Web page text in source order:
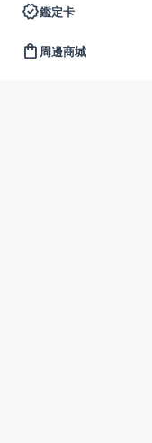
verified鑑定卡
shopping_bag 周邊商城